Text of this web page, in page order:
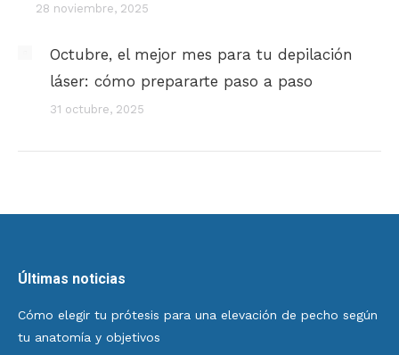
28 noviembre, 2025
Octubre, el mejor mes para tu depilación
láser: cómo prepararte paso a paso
31 octubre, 2025
Últimas noticias
Cómo elegir tu prótesis para una elevación de pecho según
tu anatomía y objetivos